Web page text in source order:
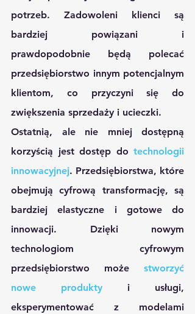
potrzeb. Zadowoleni klienci są
bardziej powiązani i
prawdopodobnie będą polecać
przedsiębiorstwo innym potencjalnym
klientom, co przyczyni się do
zwiększenia sprzedaży i ucieczki.
Ostatnią, ale nie mniej dostępną
korzyścią jest dostęp do technologii
innowacyjnej. Przedsiębiorstwa, które
obejmują cyfrową transformację, są
bardziej elastyczne i gotowe do
innowacji. Dzięki nowym
technologiom cyfrowym
przedsiębiorstwo może stworzyć
nowe produkty i usługi,
eksperymentować z modelami